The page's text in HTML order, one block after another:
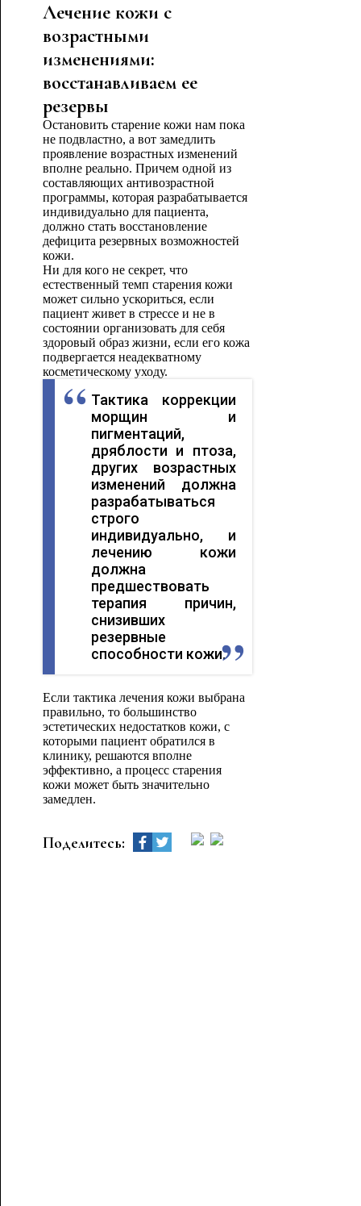
Лечение кожи с
возрастными
изменениями:
восстанавливаем ее
резервы
Остановить старение кожи нам пока
не подвластно, а вот замедлить
проявление возрастных изменений
вполне реально. Причем одной из
составляющих антивозрастной
программы, которая разрабатывается
индивидуально для пациента,
должно стать восстановление
дефицита резервных возможностей
кожи.
Ни для кого не секрет, что
естественный темп старения кожи
может сильно ускориться, если
пациент живет в стрессе и не в
состоянии организовать для себя
здоровый образ жизни, если его кожа
подвергается неадекватному
косметическому уходу.
Тактика коррекции
морщин и
пигментаций,
дряблости и птоза,
других возрастных
изменений должна
разрабатываться
строго
индивидуально, и
лечению кожи
должна
предшествовать
терапия причин,
снизивших
резервные
способности кожи.
Если тактика лечения кожи выбрана
правильно, то большинство
эстетических недостатков кожи, с
которыми пациент обратился в
клинику, решаются вполне
эффективно, а процесс старения
кожи может быть значительно
замедлен.
Поделитесь: